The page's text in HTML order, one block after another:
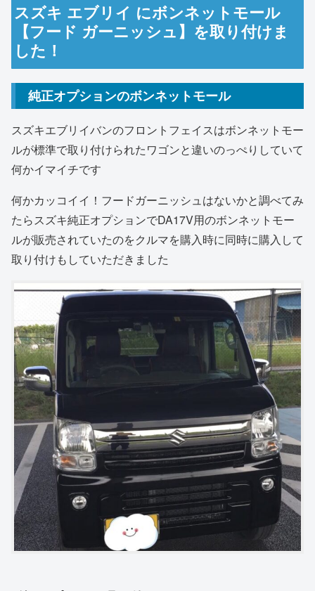
スズキ エブリイ にボンネットモール
【フード ガーニッシュ】を取り付けま
した！
純正オプションのボンネットモール
スズキエブリイバンのフロントフェイスはボンネットモー
ルが標準で取り付けられたワゴンと違いのっぺりしていて
何かイマイチです
何かカッコイイ！フードガーニッシュはないかと調べてみ
たらスズキ純正オプションでDA17V用のボンネットモー
ルが販売されていたのをクルマを購入時に同時に購入して
取り付けもしていただきました